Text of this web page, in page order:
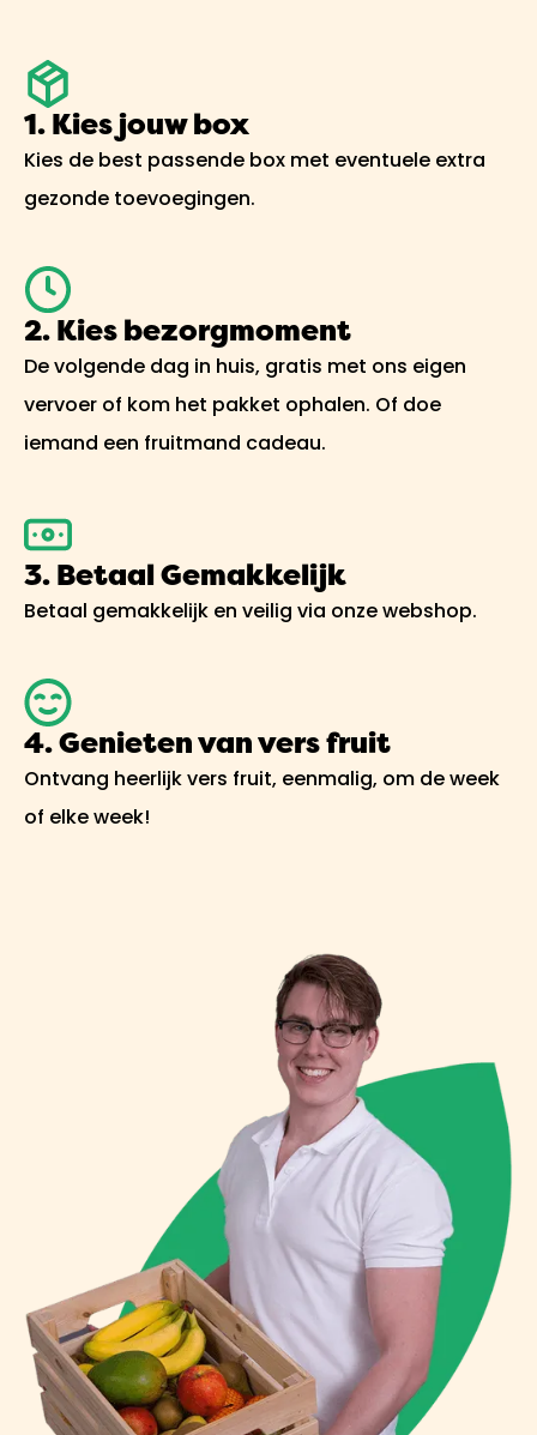
1. Kies jouw box
Kies de best passende box met eventuele extra
gezonde toevoegingen.
2. Kies bezorgmoment
De volgende dag in huis, gratis met ons eigen
vervoer of kom het pakket ophalen. Of doe
iemand een fruitmand cadeau.
3. Betaal Gemakkelijk
Betaal gemakkelijk en veilig via onze webshop.
4. Genieten van vers fruit
Ontvang heerlijk vers fruit, eenmalig, om de week
of elke week!